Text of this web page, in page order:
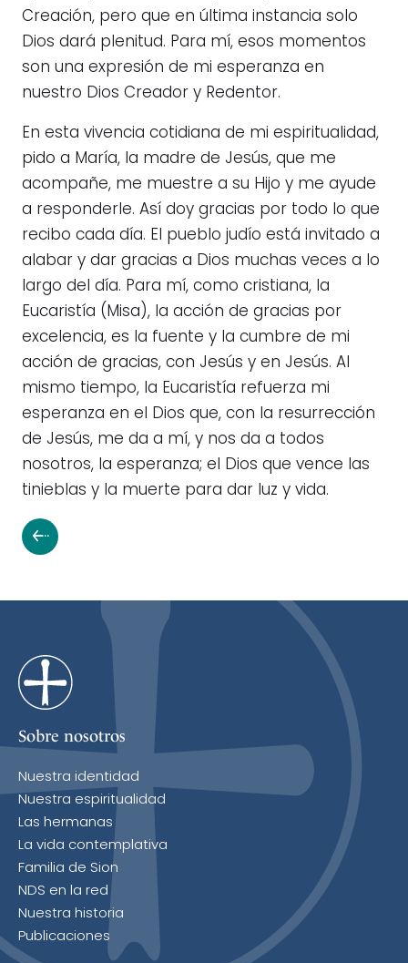
Creación, pero que en última instancia solo
Dios dará plenitud. Para mí, esos momentos
son una expresión de mi esperanza en
nuestro Dios Creador y Redentor.
En esta vivencia cotidiana de mi espiritualidad,
pido a María, la madre de Jesús, que me
acompañe, me muestre a su Hijo y me ayude
a responderle. Así doy gracias por todo lo que
recibo cada día. El pueblo judío está invitado a
alabar y dar gracias a Dios muchas veces a lo
largo del día. Para mí, como cristiana, la
Eucaristía (Misa), la acción de gracias por
excelencia, es la fuente y la cumbre de mi
acción de gracias, con Jesús y en Jesús. Al
mismo tiempo, la Eucaristía refuerza mi
esperanza en el Dios que, con la resurrección
de Jesús, me da a mí, y nos da a todos
nosotros, la esperanza; el Dios que vence las
tinieblas y la muerte para dar luz y vida.
Sobre nosotros
Nuestra identidad
Nuestra espiritualidad
Las hermanas
La vida contemplativa
Familia de Sion
NDS en la red
Nuestra historia
Publicaciones